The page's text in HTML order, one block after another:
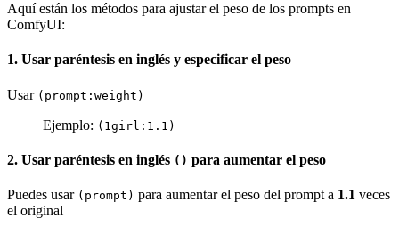
Aquí están los métodos para ajustar el peso de los prompts en
ComfyUI:
1. Usar paréntesis en inglés y especificar el peso
Usar (prompt:weight)
Ejemplo: (1girl:1.1)
2. Usar paréntesis en inglés () para aumentar el peso
Puedes usar (prompt) para aumentar el peso del prompt a 1.1 veces
el original